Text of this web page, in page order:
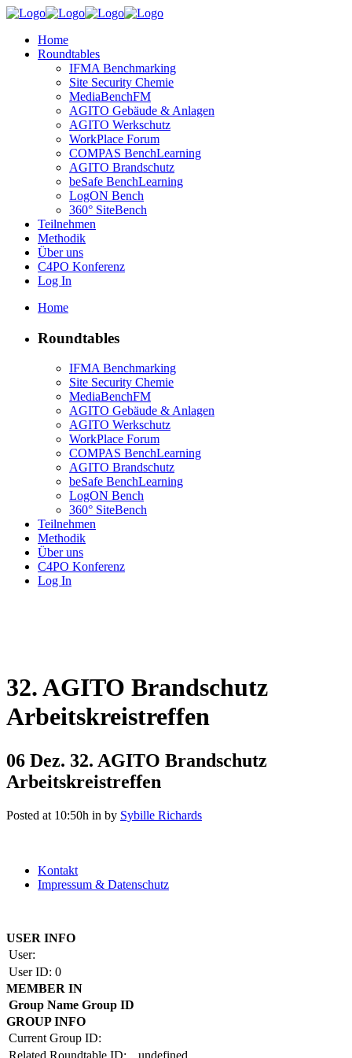
Home
Roundtables
IFMA Benchmarking
Site Security Chemie
MediaBenchFM
AGITO Gebäude & Anlagen
AGITO Werkschutz
WorkPlace Forum
COMPAS BenchLearning
AGITO Brandschutz
beSafe BenchLearning
LogON Bench
360° SiteBench
Teilnehmen
Methodik
Über uns
C4PO Konferenz
Log In
Home
Roundtables
IFMA Benchmarking
Site Security Chemie
MediaBenchFM
AGITO Gebäude & Anlagen
AGITO Werkschutz
WorkPlace Forum
COMPAS BenchLearning
AGITO Brandschutz
beSafe BenchLearning
LogON Bench
360° SiteBench
Teilnehmen
Methodik
Über uns
C4PO Konferenz
Log In
32. AGITO Brandschutz
Arbeitskreistreffen
06 Dez. 32. AGITO Brandschutz
Arbeitskreistreffen
Posted at 10:50h in by Sybille Richards
Kontakt
Impressum & Datenschutz
USER INFO
User:
User ID: 0
MEMBER IN
Group Name Group ID
GROUP INFO
Current Group ID: